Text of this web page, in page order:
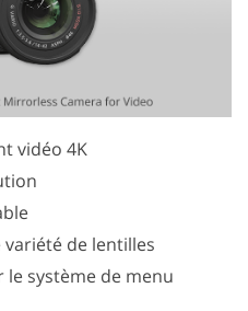
vidéo 4K
de lentilles
système de menu